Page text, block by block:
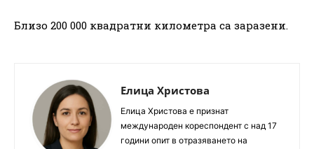
Близо 200 000 квадратни километра са заразени.
Елица Христова
Елица Христова е признат
международен кореспондент с над 17
години опит в отразяването на